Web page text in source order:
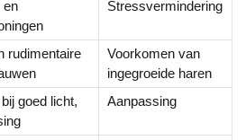
en
Stressvermindering
rudimentaire
Voorkomen van
ingegroeide haren
goed licht,
Aanpassing